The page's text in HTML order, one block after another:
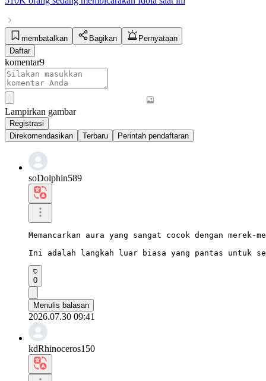
membatalkan Bagikan
Pernyataan
Daftar
komentar9
Lampirkan gambar
Registrasi
Direkomendasikan
Terbaru Perintah pendaftaran
soDolphin589
Memancarkan aura yang sangat cocok dengan merek-
Ini adalah langkah luar biasa yang pantas untuk
0
Menulis balasan
2026.07.30 09:41
kdRhinoceros150